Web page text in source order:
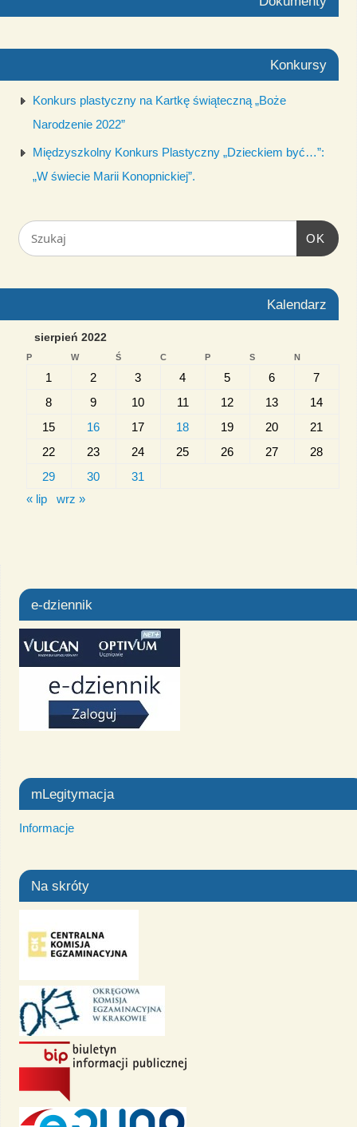
Konkursy
Konkurs plastyczny na Kartkę świąteczną „Boże
Narodzenie 2022”
Międzyszkolny Konkurs Plastyczny „Dzieckiem być…”:
„W świecie Marii Konopnickiej”.
OK
Kalendarz
sierpień 2022
P W Ś C P S N
1 2 3 4 5 6
7
8
9 10 11 12 13
14
15
16 17 18 19 20
21
22
23 24 25 26 27
28
29
30
31
« lip
wrz »
e-dziennik
mLegitymacja
Informacje
Na skróty